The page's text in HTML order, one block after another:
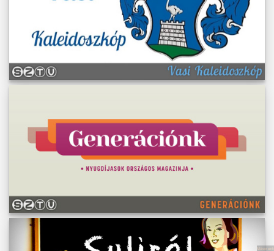
Műsoraink